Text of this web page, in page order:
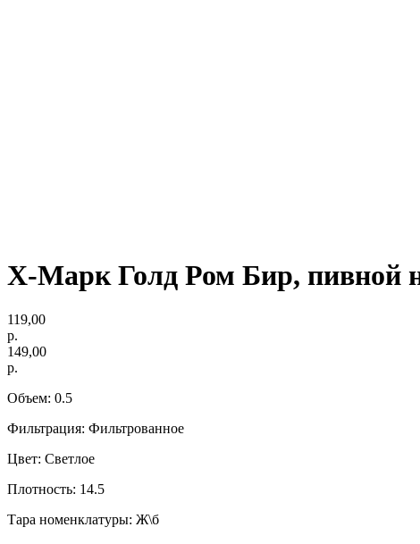
Х-Марк Голд Ром Бир, пивной
119,00
р.
149,00
р.
Объем: 0.5
Фильтрация: Фильтрованное
Цвет: Светлое
Плотность: 14.5
Тара номенклатуры: Ж\б